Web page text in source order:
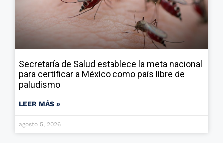
Secretaría de Salud establece la meta nacional
para certificar a México como país libre de
paludismo
LEER MÁS »
agosto 5, 2026